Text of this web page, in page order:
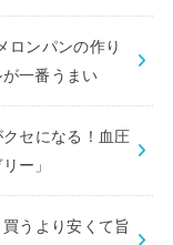
ロンパンの作り
一番うまい
セになる！血圧
ー」
うより安くて旨